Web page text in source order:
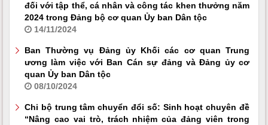
đối với tập thể, cá nhân và công tác khen thưởng năm
2024 trong Đảng bộ cơ quan Ủy ban Dân tộc
14/11/2024
Ban Thường vụ Đảng ủy Khối các cơ quan Trung
ương làm việc với Ban Cán sự đảng và Đảng ủy cơ
quan Ủy ban Dân tộc
08/10/2024
Chi bộ trung tâm chuyển đổi số: Sinh hoạt chuyên đề
“Nâng cao vai trò, trách nhiệm của đảng viên trong